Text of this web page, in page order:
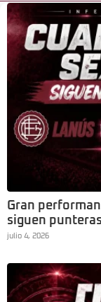
Gran
siguen punteras
julio 4, 2026